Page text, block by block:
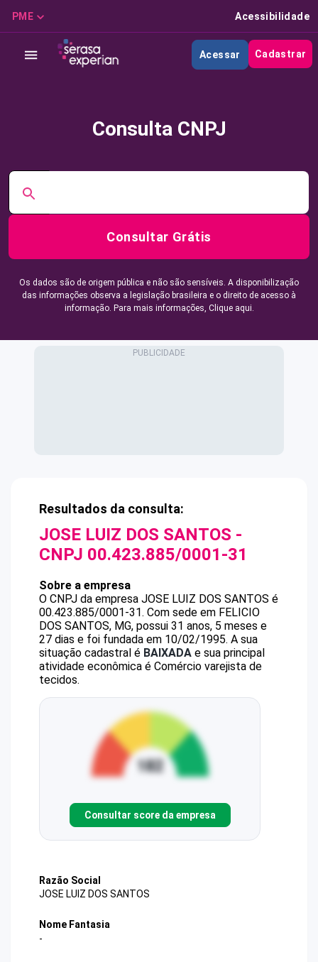
PME Acessibilidade
Acessar Cadastrar
Consulta CNPJ
Consultar Grátis
Os dados são de origem pública e não são sensíveis. A disponibilização
das informações observa a legislação brasileira e o direito de acesso à
informação. Para mais informações, Clique aqui.
Resultados da consulta:
JOSE LUIZ DOS SANTOS -
CNPJ 00.423.885/0001-31
Sobre a empresa
O CNPJ da empresa JOSE LUIZ DOS SANTOS é
00.423.885/0001-31. Com sede em FELICIO
DOS SANTOS, MG, possui 31 anos, 5 meses e
27 dias e foi fundada em 10/02/1995. A sua
situação cadastral é BAIXADA e sua principal
atividade econômica é Comércio varejista de
tecidos.
Consultar score da empresa
Razão Social
JOSE LUIZ DOS SANTOS
Nome Fantasia
-